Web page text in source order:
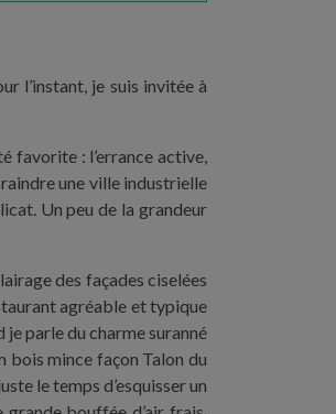
l’instant, je suis invitée à
favorite : l’errance active,
une ville industrielle
Un peu de la grandeur
des façades ciselées
agréable et typique
parle du charme suranné
bois mince façon Talon du
le temps d’esquisser un